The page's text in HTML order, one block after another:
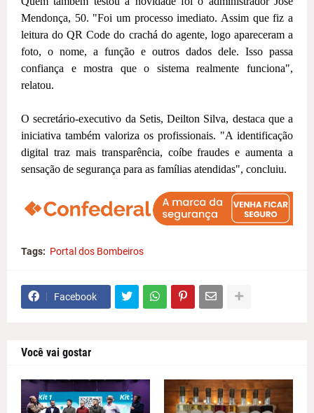
Mendonça, 50. "Foi um processo imediato. Assim que fiz a
leitura do QR Code do crachá do agente, logo apareceram a
foto, o nome, a função e outros dados dele. Isso passa
confiança e mostra que o sistema realmente funciona",
relatou.
O secretário-executivo da Setis, Deilton Silva, destaca que a
iniciativa também valoriza os profissionais. "A identificação
digital traz mais transparência, coíbe fraudes e aumenta a
sensação de segurança para as famílias atendidas", concluiu.
Tags: Portal dos Bombeiros
Facebook
Você vai gostar